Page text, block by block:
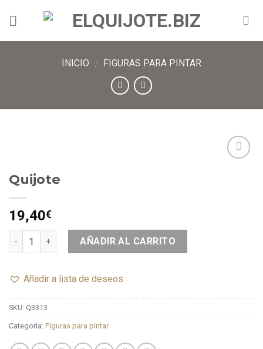
INICIO / FIGURAS PARA PINTAR
Quijote
19,40€
AÑADIR AL CARRITO
Añadir a lista de deseos
SKU: Q3313
Categoría: Figuras para pintar